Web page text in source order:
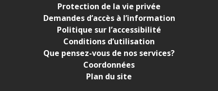
Protection de la vie privée
Demandes d’accès à l’information
Politique sur l’accessibilité
Conditions d’utilisation
Que pensez-vous de nos services?
Coordonnées
Plan du site